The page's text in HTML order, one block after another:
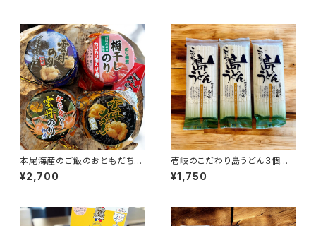
本尾海産のご飯のおともだち４
種類セット
¥2,700
壱岐のこだわり島うどん３個セッ
ト
¥1,750